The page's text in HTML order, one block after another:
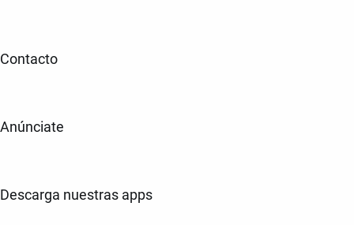
Contacto
Anúnciate
Descarga nuestras apps